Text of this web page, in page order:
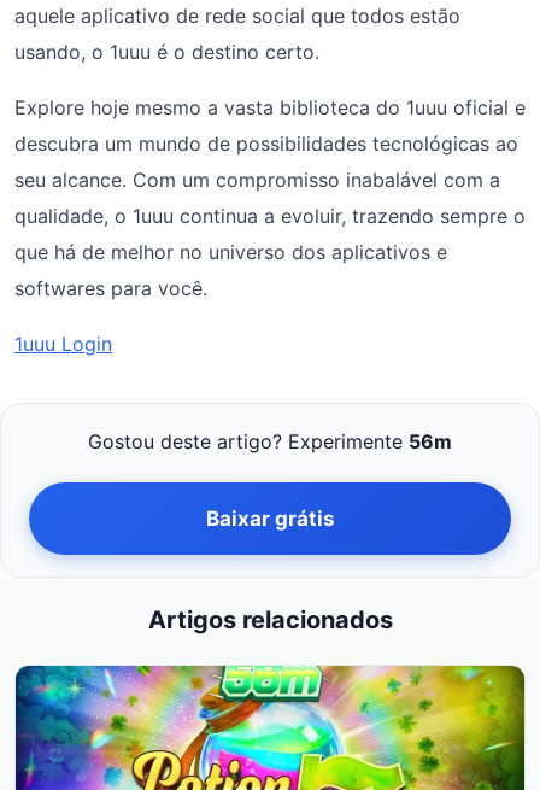
aquele aplicativo de rede social que todos estão
usando, o 1uuu é o destino certo.
Explore hoje mesmo a vasta biblioteca do 1uuu oficial e
descubra um mundo de possibilidades tecnológicas ao
seu alcance. Com um compromisso inabalável com a
qualidade, o 1uuu continua a evoluir, trazendo sempre o
que há de melhor no universo dos aplicativos e
softwares para você.
1uuu Login
Gostou deste artigo? Experimente 56m
Baixar grátis
Artigos relacionados